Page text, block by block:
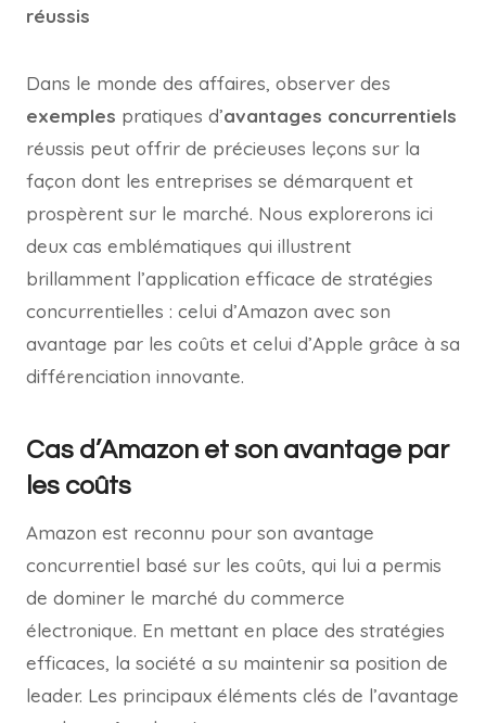
réussis
Dans le monde des affaires, observer des
exemples pratiques d’avantages concurrentiels
réussis peut offrir de précieuses leçons sur la
façon dont les entreprises se démarquent et
prospèrent sur le marché. Nous explorerons ici
deux cas emblématiques qui illustrent
brillamment l’application efficace de stratégies
concurrentielles : celui d’Amazon avec son
avantage par les coûts et celui d’Apple grâce à sa
différenciation innovante.
Cas d’Amazon et son avantage par
les coûts
Amazon est reconnu pour son avantage
concurrentiel basé sur les coûts, qui lui a permis
de dominer le marché du commerce
électronique. En mettant en place des stratégies
efficaces, la société a su maintenir sa position de
leader. Les principaux éléments clés de l’avantage